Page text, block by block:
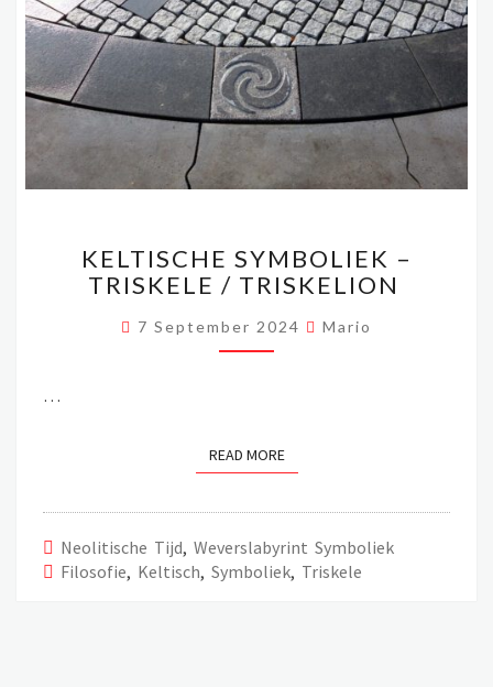
SYMBOLIEK
–
/ TRISKELION
KELTISCHE SYMBOLIEK –
TRISKELE / TRISKELION
7 September 2024 Mario
…
READ MOREREAD MORE
Neolitische Tijd, Weverslabyrint Symboliek
Filosofie, Keltisch, Symboliek, Triskele